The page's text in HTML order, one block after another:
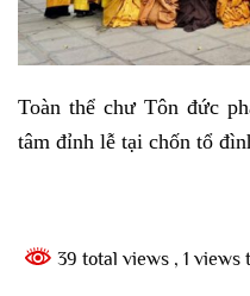
Toàn thể chư Tôn đức
tâm đỉnh lễ tại chốn tổ
39 total views , 1 views